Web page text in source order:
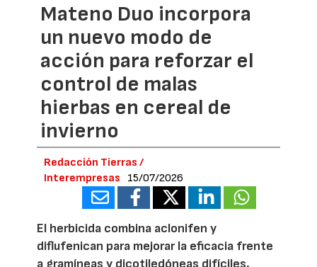
Mateno Duo incorpora
un nuevo modo de
acción para reforzar el
control de malas
hierbas en cereal de
invierno
Redacción Tierras /
Interempresas
15/07/2026
El herbicida combina aclonifen y
diflufenican para mejorar la eficacia frente
a gramíneas y dicotiledóneas difíciles,